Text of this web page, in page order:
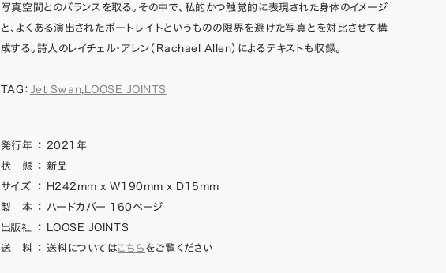
写真空間とのバランスを取る。その中で、私的かつ触覚的に表現された身体のイメージ
と、よくある演出されたポートレイトというものの限界を避けた写真とを対比させて構
成する。詩人のレイチェル・アレン（Rachael Allen）によるテキストも収録。
TAG： Jet Swan, LOOSE JOINTS
発行年 ：
2021年
状 態
： 新品
サイズ
：
H242mm x W190mm x D15mm
製 本
：
ハードカバー 160ページ
出版社
：
LOOSE JOINTS
送 料
： 送料についてはこちら をご覧ください